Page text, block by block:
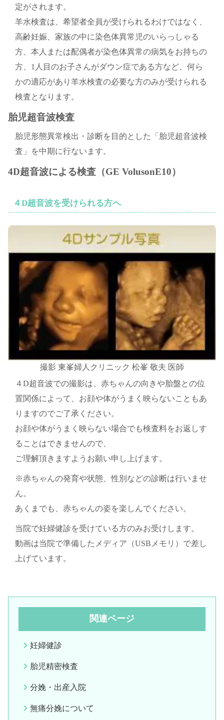
定がされます。
羊水検査は、希望者全員が受けられるわけではなく、
高齢妊娠、家族の中に染色体異常児のいらっしゃる
方、本人または配偶者が染色体異常の病気をお持ちの
方、1人目のお子さんがダウン症である方など、何ら
かの適応があり羊水検査の必要な方のみが受けられる
検査となります。
胎児超音波検査
胎児形態異常検出・診断を目的とした「胎児超音波検
査」を中期に行ないます。
4D超音波による検査（GE VolusonE10）
４D超音波を受けられる方へ
撮影 東峯婦人クリニック 松峯 敬夫 医師
４D超音波での撮影は、赤ちゃんの向きや胎盤との位
置関係によって、お顔や体がうまく映らないこともあ
りますのでご了承ください。
お顔や体がうまく映らない場合でも検査料をお返しす
ることはできませんので、
ご理解頂きますようお願い申し上げます。
※赤ちゃんの発育や状態、性別などの診断は行いませ
ん。
あくまでも、赤ちゃんの姿を楽しんでください。
当院で妊婦健診を受けている方のみお受けします。
動画は当院で準備したメディア（USBメモリ）で差し
上げています。
関連ページ
妊婦健診
胎児精密検査
分娩・出産入院
無痛分娩について